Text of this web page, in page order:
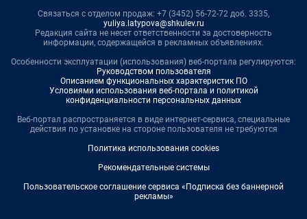
Связаться с отделом продаж: +7 (3452) 56-72-72 доб. 3335,
yuliya.latypova@shkulev.ru
Редакция сайта не несет ответственности за достоверность
информации, содержащейся в рекламных объявлениях.
Особенности эксплуатации (использования) веб-портала регулируются:
Руководством пользователя
Описанием функциональных характеристик ПО
Условиями использования веб-портала и политикой
конфиденциальности персональных данных
Веб-портал распространяется в виде интернет-сервиса, специальные
действия по установке на стороне пользователя не требуются
Политика использования cookies
Рекомендательные системы
Пользовательское соглашение сервиса «Подписка без баннерной
рекламы»